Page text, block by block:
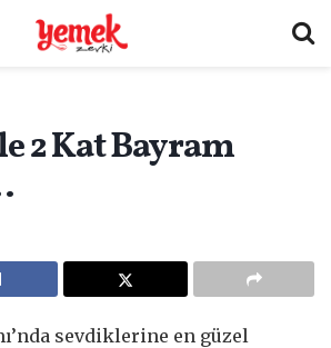
2 Kat Bayram
sevdiklerine en güzel